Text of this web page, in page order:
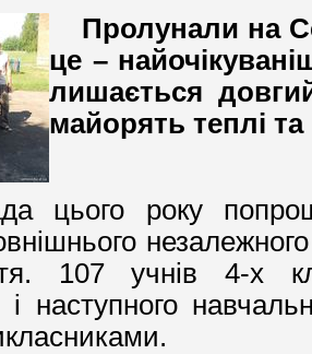
Пролунали на
це –
лишається
майорять теплі та
цього року
107 учнів 4-х
і наступного